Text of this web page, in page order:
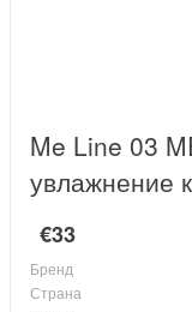
Me Line 03
увлажнение
€33
Бренд
Страна